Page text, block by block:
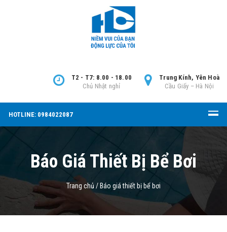
Trung Kính, Yên Hoà
Cầu Giấy – Hà Nội
T2 - T7: 8.00 - 18.00
Chủ Nhật nghỉ
HOTLINE: 0984022087
Báo Giá Thiết Bị Bể Bơi
Trang chủ / Báo giá thiết bị bể bơi